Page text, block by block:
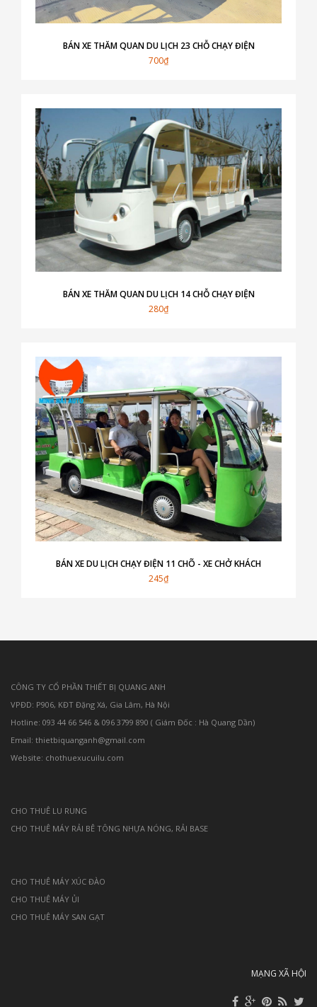
BÁN XE THĂM QUAN DU LỊCH 23 CHỖ CHẠY ĐIỆN
700₫
BÁN XE THĂM QUAN DU LỊCH 14 CHỖ CHẠY ĐIỆN
280₫
BÁN XE DU LỊCH CHẠY ĐIỆN 11 CHÕ - XE CHỞ KHÁCH
245₫
CÔNG TY CỔ PHẦN THIẾT BỊ QUANG ANH
VPĐD: P906, KĐT Đặng Xá, Gia Lâm, Hà Nội
Hotline: 093 44 66 546 & 096 3799 890 ( Giám Đốc : Hà Quang Dần)
Email: thietbiquanganh@gmail.com
Website: chothuexucuilu.com
CHO THUÊ LU RUNG
CHO THUÊ MÁY RẢI BÊ TÔNG NHỰA NÓNG, RẢI BASE
CHO THUÊ MÁY XÚC ĐÀO
CHO THUÊ MÁY ỦI
CHO THUÊ MÁY SAN GẠT
MẠNG XÃ HỘI